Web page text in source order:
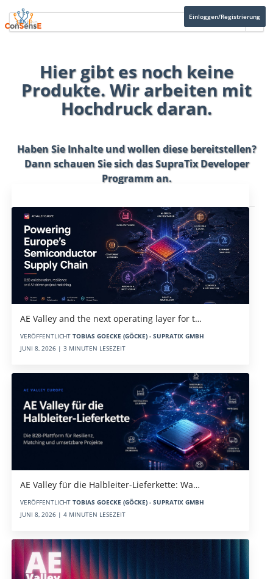
Einloggen/Registrierung
Hier gibt es noch keine
Produkte. Wir arbeiten mit
Hochdruck daran.
Haben Sie Inhalte und wollen diese bereitstellen?
Dann schauen Sie sich dasSupraTix Developer
Programman.
AE Valley and the next operating layer for t…
VERÖFFENTLICHT TOBIAS GOECKE (GÖCKE) - SUPRATIX GMBH
JUNI 8, 2026 | 3 MINUTEN LESEZEIT
AE Valley für die Halbleiter-Lieferkette: Wa…
VERÖFFENTLICHT TOBIAS GOECKE (GÖCKE) - SUPRATIX GMBH
JUNI 8, 2026 | 4 MINUTEN LESEZEIT